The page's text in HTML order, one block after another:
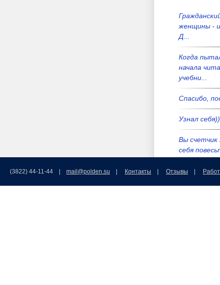
женщины -
Д...
Когда
начала
учебни...
Спасибо,
Узнал себя))
Вы
себя
Вы лучше
(3822) 44-11-44 | mail@polden.su Контакты Отзывы